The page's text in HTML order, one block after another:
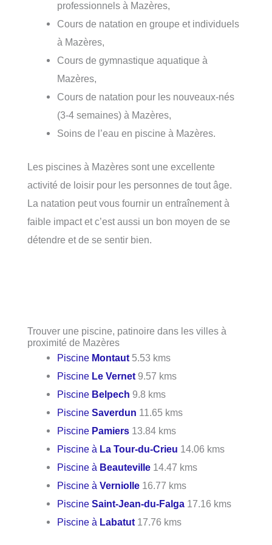
professionnels à Mazères,
Cours de natation en groupe et individuels
à Mazères,
Cours de gymnastique aquatique à
Mazères,
Cours de natation pour les nouveaux-nés
(3-4 semaines) à Mazères,
Soins de l’eau en piscine à Mazères.
Les piscines à Mazères sont une excellente
activité de loisir pour les personnes de tout âge.
La natation peut vous fournir un entraînement à
faible impact et c’est aussi un bon moyen de se
détendre et de se sentir bien.
Trouver une piscine, patinoire dans les villes à
proximité de Mazères
Piscine Montaut 5.53 kms
Piscine Le Vernet 9.57 kms
Piscine Belpech 9.8 kms
PiscineSaverdun 11.65 kms
Piscine Pamiers 13.84 kms
Piscine à La Tour-du-Crieu 14.06 kms
Piscine à Beauteville 14.47 kms
Piscine àVerniolle 16.77 kms
PiscineSaint-Jean-du-Falga 17.16 kms
Piscine à Labatut 17.76 kms